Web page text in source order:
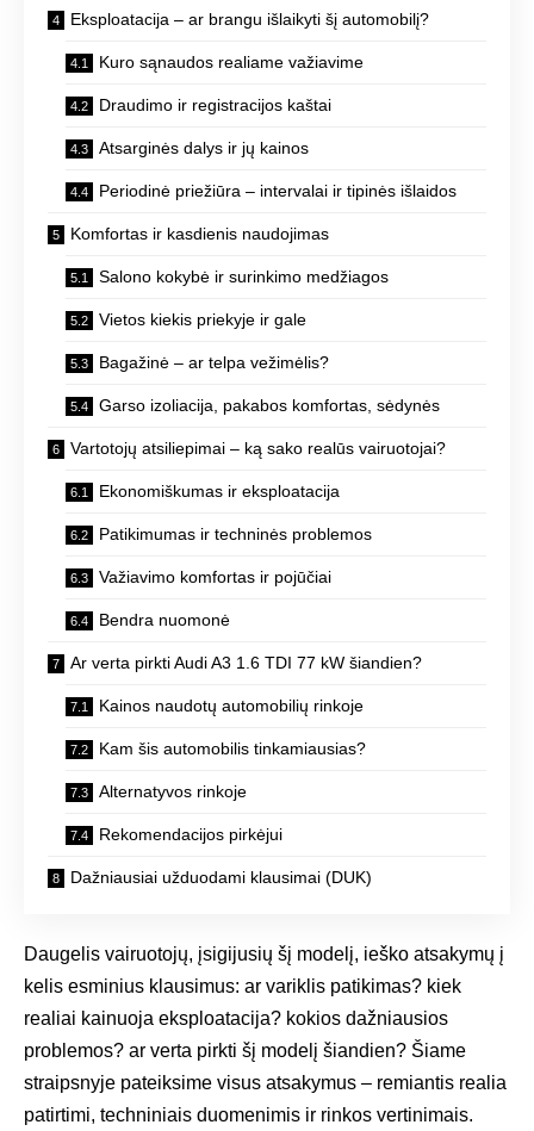
Eksploatacija – ar brangu išlaikyti šį automobilį?
Kuro sąnaudos realiame važiavime
Draudimo ir registracijos kaštai
Atsarginės dalys ir jų kainos
Periodinė priežiūra – intervalai ir tipinės išlaidos
Komfortas ir kasdienis naudojimas
Salono kokybė ir surinkimo medžiagos
Vietos kiekis priekyje ir gale
Bagažinė – ar telpa vežimėlis?
Garso izoliacija, pakabos komfortas, sėdynės
Vartotojų atsiliepimai – ką sako realūs vairuotojai?
Ekonomiškumas ir eksploatacija
Patikimumas ir techninės problemos
Važiavimo komfortas ir pojūčiai
Bendra nuomonė
Ar verta pirkti Audi A3 1.6 TDI 77 kW šiandien?
Kainos naudotų automobilių rinkoje
Kam šis automobilis tinkamiausias?
Alternatyvos rinkoje
Rekomendacijos pirkėjui
Dažniausiai užduodami klausimai (DUK)
Daugelis vairuotojų, įsigijusių šį modelį, ieško atsakymų į
kelis esminius klausimus: ar variklis patikimas? kiek
realiai kainuoja eksploatacija? kokios dažniausios
problemos? ar verta pirkti šį modelį šiandien? Šiame
straipsnyje pateiksime visus atsakymus – remiantis realia
patirtimi, techniniais duomenimis ir rinkos vertinimais.